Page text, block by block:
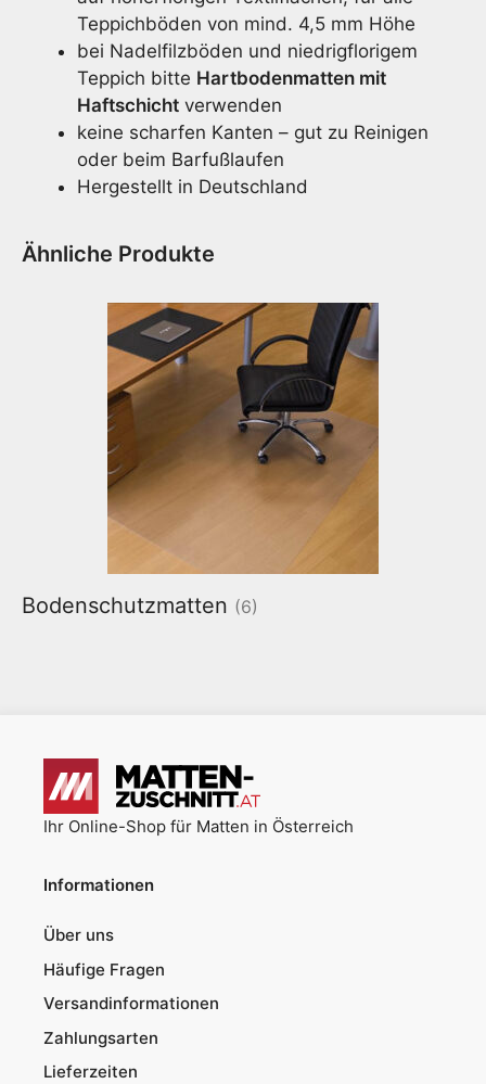
Teppichböden von mind. 4,5 mm Höhe
bei Nadelfilzböden und niedrigflorigem
Teppich bitte Hartbodenmatten mit
Haftschicht verwenden
keine scharfen Kanten – gut zu Reinigen
oder beim Barfußlaufen
Hergestellt in Deutschland
Ähnliche Produkte
Bodenschutzmatten (6)
Ihr Online-Shop für Matten in Österreich
Informationen
Über uns
Häufige Fragen
Versandinformationen
Zahlungsarten
Lieferzeiten